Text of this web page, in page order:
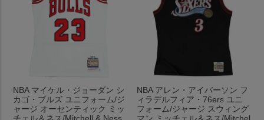
NBA マイケル・ジョーダン シ
カゴ・ブルズ ユニフォーム/ジ
ャージ オーセンティック ミッ
NBA アレン・アイバーソン フ
ィラデルフィア・76ers ユニ
フォーム/ジャージ スウィング